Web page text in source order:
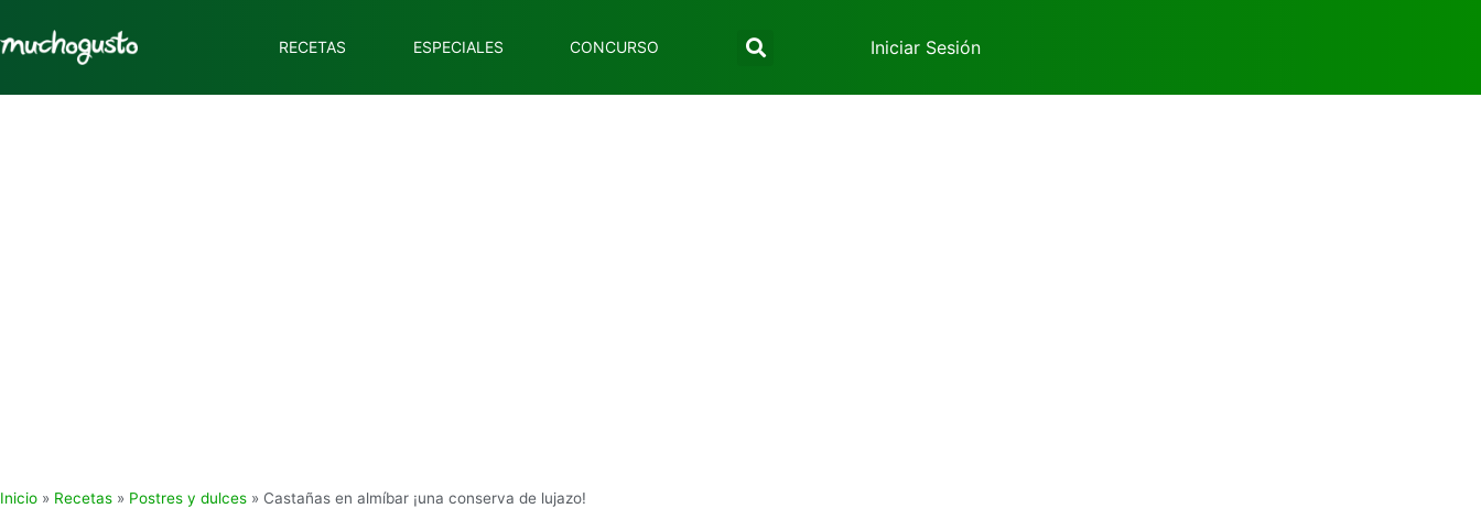
RECETAS ESPECIALES CONCURSO Iniciar Sesión
Inicio » Recetas » Postres y dulces » Castañas en almíbar ¡una conserva de lujazo!